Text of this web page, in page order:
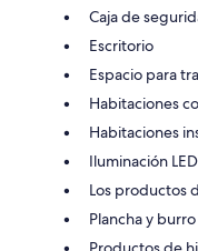
Caja de
Escritorio
Espacio para
Habitaciones
Habitaciones
Iluminación LED
Los productos
Plancha y